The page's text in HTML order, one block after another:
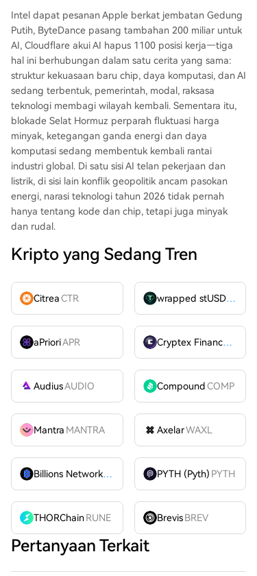
Intel dapat pesanan Apple berkat jembatan Gedung
Putih, ByteDance pasang tambahan 200 miliar untuk
AI, Cloudflare akui AI hapus 1100 posisi kerja—tiga
hal ini berhubungan dalam satu cerita yang sama:
struktur kekuasaan baru chip, daya komputasi, dan AI
sedang terbentuk, pemerintah, modal, raksasa
teknologi membagi wilayah kembali. Sementara itu,
blokade Selat Hormuz perparah fluktuasi harga
minyak, ketegangan ganda energi dan daya
komputasi sedang membentuk kembali rantai
industri global. Di satu sisi AI telan pekerjaan dan
listrik, di sisi lain konflik geopolitik ancam pasokan
energi, narasi teknologi tahun 2026 tidak pernah
hanya tentang kode dan chip, tetapi juga minyak
dan rudal.
Kripto yang Sedang Tren
CitreaCTR wrapped stUSDT
aPrioriAPR Cryptex FinanceCTX
AudiusAUDIO CompoundCOMP
Mantra MANTRA AxelarWAXL
Billions Network
BILL PYTH (Pyth) PYTH
THORChainRUNE Brevis BREV
Pertanyaan Terkait